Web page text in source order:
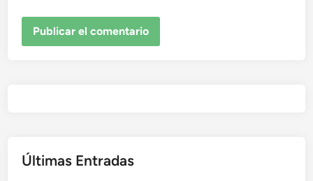
Últimas Entradas